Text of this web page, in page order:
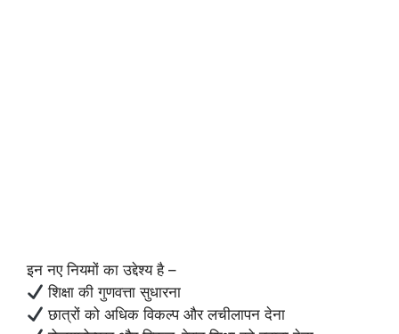
इन नए नियमों का उद्देश्य है –
शिक्षा की गुणवत्ता सुधारना
छात्रों को अधिक विकल्प और लचीलापन देना